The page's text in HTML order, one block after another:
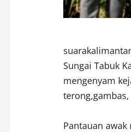
Sungai Tabuk
mengenyam
Pantauan